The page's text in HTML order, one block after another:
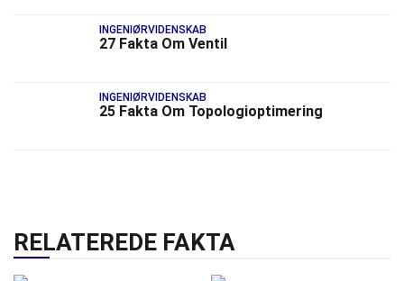
INGENIØRVIDENSKAB
27 Fakta Om Ventil
INGENIØRVIDENSKAB
25 Fakta Om Topologioptimering
RELATEREDE FAKTA